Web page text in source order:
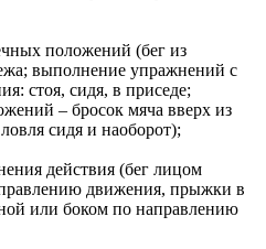
положений (бег из
выполнение упражнений с
стоя, сидя, в приседе;
– бросок мяча вверх из
сидя и наоборот);
действия (бег лицом
движения, прыжки в
или боком по направлению